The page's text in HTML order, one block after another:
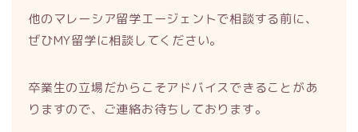
他のマレーシア留学エージェントで相談する前に、
ぜひMY留学に相談してください。
卒業生の立場だからこそアドバイスできることがあ
りますので、ご連絡お待ちしております。